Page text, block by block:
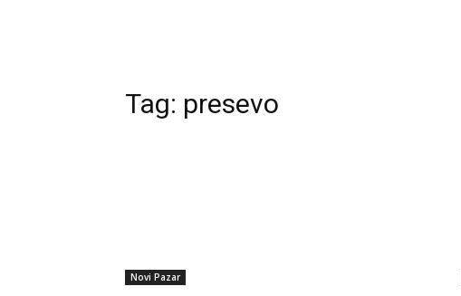
Tag: presevo
Novi Pazar